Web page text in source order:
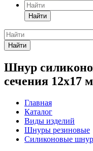
Найти
Найти
Шнур
сечения 12x17
Главная
Каталог
Виды изделий
Шнуры резиновые
Силиконовые